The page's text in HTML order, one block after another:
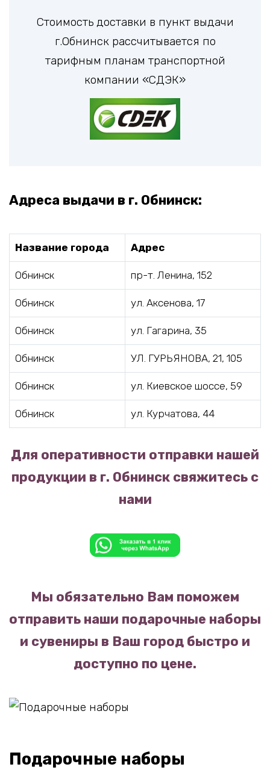
Стоимость доставки в пункт выдачи
г.Обнинск рассчитывается по
тарифным планам транспортной
компании «СДЭК»
Адреса выдачи в г. Обнинск:
Название города Адрес
Обнинск пр-т. Ленина, 152
Обнинск ул. Аксенова, 17
Обнинск ул. Гагарина, 35
Обнинск УЛ. ГУРЬЯНОВА, 21, 105
Обнинск ул. Киевское шоссе, 59
Обнинск ул. Курчатова, 44
Для оперативности отправки нашей
продукции в г. Обнинск свяжитесь с
нами
Мы обязательно Вам поможем
отправить наши подарочные наборы
и сувениры в Ваш город быстро и
доступно по цене.
Подарочные наборы